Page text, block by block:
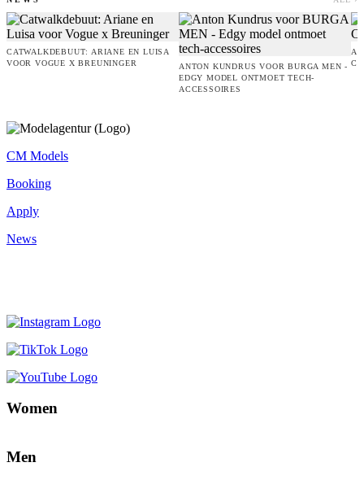
CATWALKDEBUUT: ARIANE EN LUISA
VOOR VOGUE X BREUNINGER
ANTON KUNDRUS VOOR BURGA MEN -
EDGY MODEL ONTMOET TECH-
ACCESSOIRES
CM Models
Booking
Apply
News
Women
Men